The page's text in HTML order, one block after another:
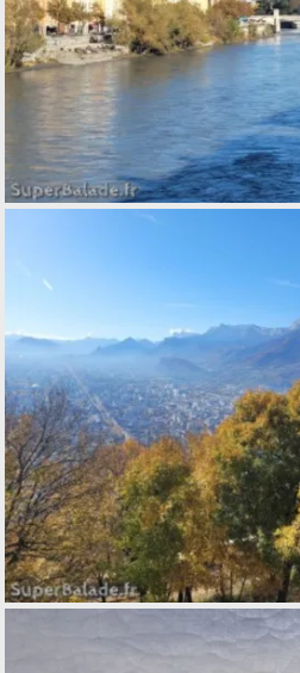
Voisins du Net